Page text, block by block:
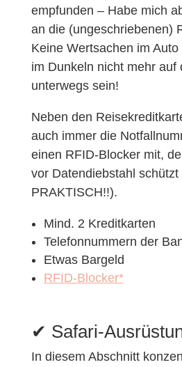
empfunden – Habe mich
an die (ungeschriebenen)
Keine Wertsachen im
im Dunkeln nicht mehr auf
unterwegs sein!
Neben den
auch immer die
einen RFID-Blocker mit,
vor Datendiebstahl schützt
PRAKTISCH!!).
Mind. 2 Kreditkarten
Telefonnummern der
Etwas Bargeld
RFID-Blocker*
✔︎ Safari-
In diesem Abschnitt